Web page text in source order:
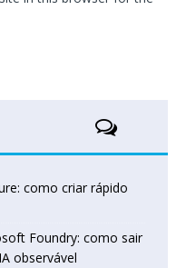
como criar rápido
Foundry: como sair
observável